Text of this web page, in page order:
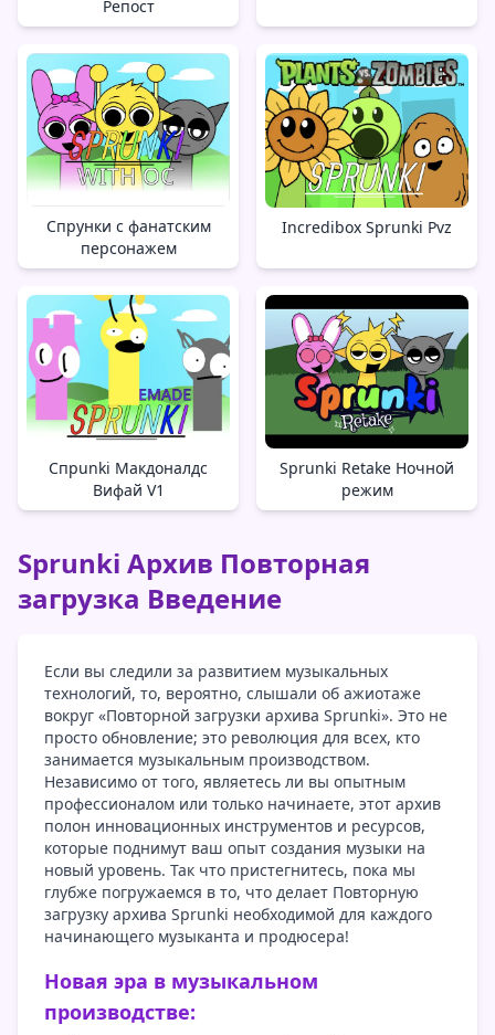
Репост
Спрунки с фанатским
персонажем
Incredibox Sprunki Pvz
Спрunki Макдоналдс
Вифай V1
Sprunki Retake Ночной
режим
Sprunki Архив Повторная
загрузка Введение
Если вы следили за развитием музыкальных
технологий, то, вероятно, слышали об ажиотаже
вокруг «Повторной загрузки архива Sprunki». Это не
просто обновление; это революция для всех, кто
занимается музыкальным производством.
Независимо от того, являетесь ли вы опытным
профессионалом или только начинаете, этот архив
полон инновационных инструментов и ресурсов,
которые поднимут ваш опыт создания музыки на
новый уровень. Так что пристегнитесь, пока мы
глубже погружаемся в то, что делает Повторную
загрузку архива Sprunki необходимой для каждого
начинающего музыканта и продюсера!
Новая эра в музыкальном
производстве: